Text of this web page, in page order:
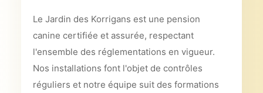
Le Jardin des Korrigans est une pension
canine certifiée et assurée, respectant
l'ensemble des réglementations en vigueur.
Nos installations font l'objet de contrôles
réguliers et notre équipe suit des formations